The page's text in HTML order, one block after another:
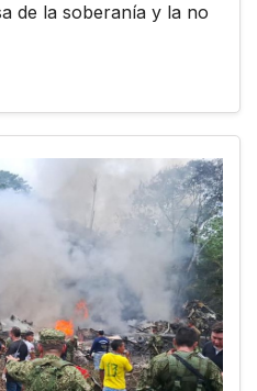
de la soberanía y la no